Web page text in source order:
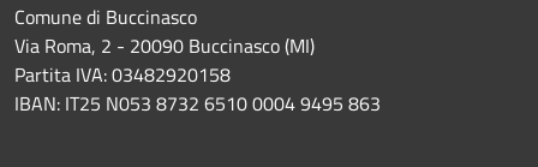
Comune di Buccinasco
Via Roma, 2 - 20090 Buccinasco (MI)
Partita IVA: 03482920158
IBAN: IT25 N053 8732 6510 0004 9495 863